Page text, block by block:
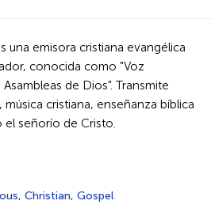
una emisora cristiana evangélica
conocida como "Voz
de Dios". Transmite
cristiana, enseñanza bíblica
el señorío de Cristo.
, Christian, Gospel